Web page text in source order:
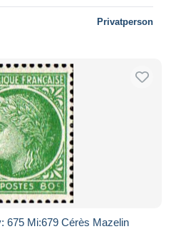
Privatperson
675 Mi:679 Cérès Mazelin